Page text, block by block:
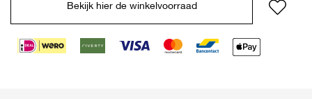
Bekijk hier de winkelvoorraad